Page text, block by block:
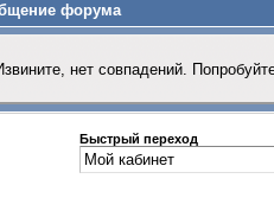
форума
нет совпадений.
Быстрый переход